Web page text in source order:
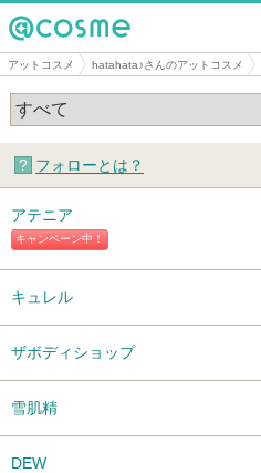
@cosme
アットコスメ hatahata♪さんのアットコスメ
フォローとは？
キャンペーン中！
アテニア
キュレル
ザボディショップ
雪肌精
DEW